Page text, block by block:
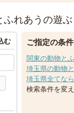
ふれあうの遊
ご指定の条
関東の動物と
埼玉県の動物
埼玉県全てな
検索条件を変
む